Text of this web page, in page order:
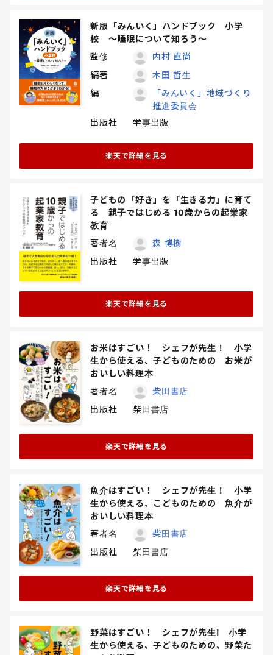
新版「みんいく」ハンドブック 小学
校 ～睡眠について知ろう～
監修
内村 直尚
編著
木田 哲生
編
「みんいく」地域づくり
推進委員会
出版社
学事出版
楽天で詳細を見る
子どもの「好き」を「生きる力」に育て
る 親子ではじめる 10歳からの起業家
教育
著者名
森 博樹
出版社
学事出版
楽天で詳細を見る
お米はすごい！ シェフが先生！ 小学
生から使える、子どものための お米が
おいしい料理本
著者名
柴田書店
出版社
柴田書店
楽天で詳細を見る
魚介はすごい！ シェフが先生！ 小学
生から使える、こどものための 魚介が
おいしい料理本
著者名
柴田書店
出版社
柴田書店
楽天で詳細を見る
野菜はすごい！ シェフが先生! 小学
生から使える、子どものための、野菜た